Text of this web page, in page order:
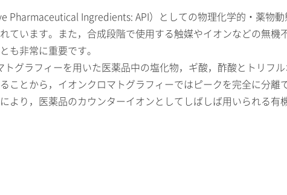
Pharmaceutical Ingredients: API）としての物理化学的・薬物
ています。また，合成段階で使用する触媒やイオンなどの無機
も非常に重要です。
グラフィーを用いた医薬品中の塩化物，ギ酸，酢酸とトリフ
ことから，イオンクロマトグラフィーではピークを完全に分離
より，医薬品のカウンターイオンとしてしばしば用いられる